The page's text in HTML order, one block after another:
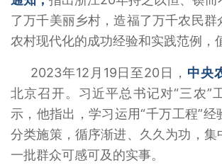
了万千美丽乡村，造福了万千农民群
农村现代化的成功经验和实践范例，
2023年12月19日至20日， 中央
北京召开。习近平总书记对“三农”
示，他指出，学习运用“千万工程”经
分类施策，循序渐进、久久为功，集
一批群众可感可及的实事。